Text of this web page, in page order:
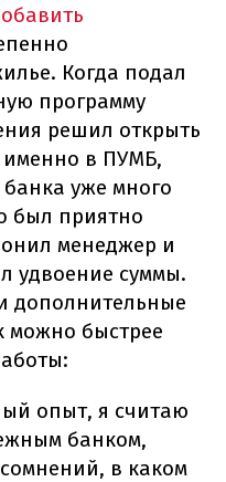
Когда подал
программу
решил открыть
именно в ПУМБ,
банка уже много
был приятно
менеджер и
удвоение суммы.
дополнительные
можно быстрее
опыт, я считаю
банком,
в каком